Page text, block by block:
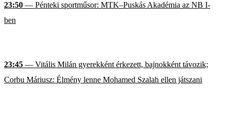
23:50 — Pénteki sportműsor: MTK–Puskás Akadémia az NB I-
ben
23:45 — Vitális Milán gyerekként érkezett, bajnokként távozik;
Corbu Máriusz: Élmény lenne Mohamed Szalah ellen játszani